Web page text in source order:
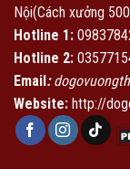
Nội(Cách xưởng
Hotline 1:
Hotline 2:
Email :
Website: http://